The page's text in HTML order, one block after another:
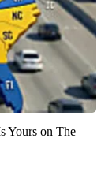
Yours on The